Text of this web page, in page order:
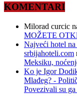
KOMENTARI
Milorad curcic
MOŽETE
Najveći hotel
srbijahoteli.com
Meksiku,
Ko je Igor
Mlađeg? -
Povezivali su